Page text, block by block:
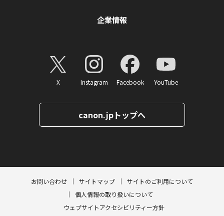
企業情報
X Instagram Facebook YouTube
canon.jpトップへ
お問い合わせ サイトマップ
サイトのご利用について
個人情報の取り扱いについて
ウェブサイトアクセシビリティー方針